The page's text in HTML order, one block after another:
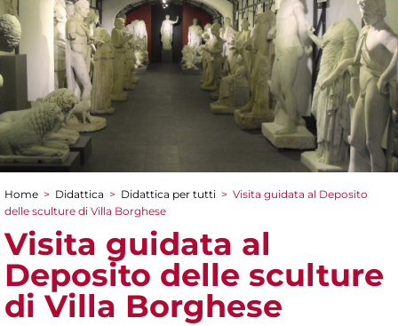
Tu sei qui
Home > Didattica > Didattica per tutti > Visita guidata al Deposito
delle sculture di Villa Borghese
Visita guidata al
Deposito delle sculture
di Villa Borghese